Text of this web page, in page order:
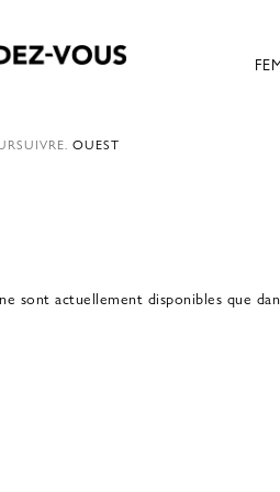
OUEST
sont actuellement disponibles que